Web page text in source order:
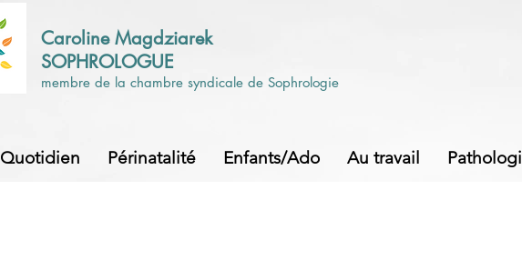
Caroline Magdziarek
SOPHROLOGUE
membre de la chambre syndicale de Sophrologie
Quotidien Périnatalité Enfants/Ado Au travail